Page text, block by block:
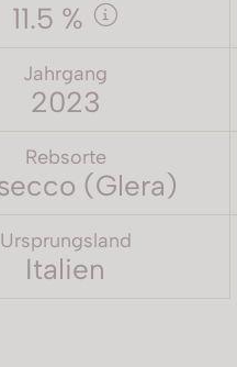
11.5 %
Jahrgang
2023
Rebsorte
(Glera)
Ursprungsland
Italien